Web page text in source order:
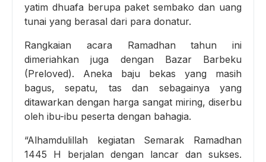
yatim dhuafa berupa paket sembako dan uang
tunai yang berasal dari para donatur.
Rangkaian acara Ramadhan tahun ini
dimeriahkan juga dengan Bazar Barbeku
(Preloved). Aneka baju bekas yang masih
bagus, sepatu, tas dan sebagainya yang
ditawarkan dengan harga sangat miring, diserbu
oleh ibu-ibu peserta dengan bahagia.
“Alhamdulillah kegiatan Semarak Ramadhan
1445 H berjalan dengan lancar dan sukses.